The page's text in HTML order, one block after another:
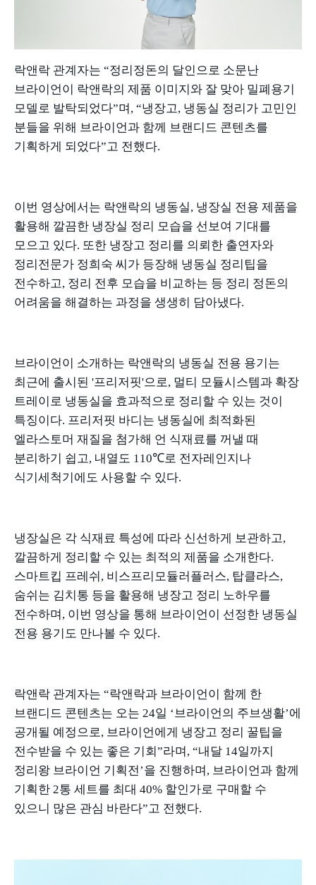
락앤락 관계자는 “정리정돈의 달인으로 소문난
브라이언이 락앤락의 제품 이미지와 잘 맞아 밀폐용기
모델로 발탁되었다”며 , “냉장고, 냉동실 정리가 고민인
분들을 위해 브라이언과 함께 브랜디드 콘텐츠를
기획하게 되었다”고 전했다.
이번 영상에서는 락앤락의 냉동실, 냉장실 전용 제품을
활용해 깔끔한 냉장실 정리 모습을 선보여 기대를
모으고 있다. 또한 냉장고 정리를 의뢰한 출연자와
정리전문가 정희숙 씨가 등장해 냉동실 정리팁을
전수하고, 정리 전후 모습을 비교하는 등 정리 정돈의
어려움을 해결하는 과정을 생생히 담아냈다.
브라이언이 소개하는 락앤락의 냉동실 전용 용기는
최근에 출시된 '프리저핏'으로, 멀티 모듈시스템과 확장
트레이로 냉동실을 효과적으로 정리할 수 있는 것이
특징이다. 프리저핏 바디는 냉동실에 최적화된
엘라스토머 재질을 첨가해 언 식재료를 꺼낼 때
분리하기 쉽고, 내열도 110℃로 전자레인지나
식기세척기에도 사용할 수 있다.
냉장실은 각 식재료 특성에 따라 신선하게 보관하고,
깔끔하게 정리할 수 있는 최적의 제품을 소개한다.
스마트킵 프레쉬 , 비스프리모듈러플러스, 탑클라스,
숨쉬는 김치통 등을 활용해 냉장고 정리 노하우를
전수하며 , 이번 영상을 통해 브라이언이 선정한 냉동실
전용 용기도 만나볼 수 있다.
락앤락 관계자는 “락앤락과 브라이언이 함께 한
브랜디드 콘텐츠는 오는 24일 ‘브라이언의 주브생활’에
공개될 예정으로, 브라이언에게 냉장고 정리 꿀팁을
전수받을 수 있는 좋은 기회”라며 , “내달 14일까지
정리왕 브라이언 기획전’을 진행하며 , 브라이언과 함께
기획한 2통 세트를 최대 40% 할인가로 구매할 수
있으니 많은 관심 바란다”고 전했다.